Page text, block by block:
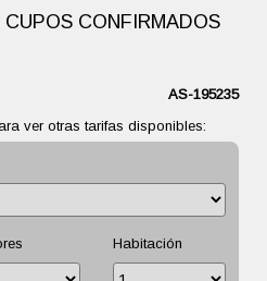
CONFIRMADOS
AS-195235
ver otras tarifas disponibles:
Habitación